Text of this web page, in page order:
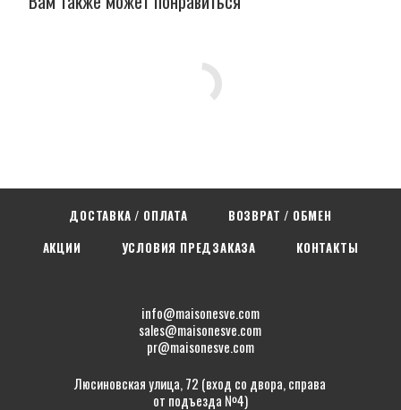
ДОСТАВКА / ОПЛАТА
ВОЗВРАТ / ОБМЕН
АКЦИИ
УСЛОВИЯ ПРЕДЗАКАЗА КОНТАКТЫ
info@maisonesve.com
sales@maisonesve.com
pr@maisonesve.com
Люсиновская улица, 72 (вход со двора, справа
от подъезда №4)